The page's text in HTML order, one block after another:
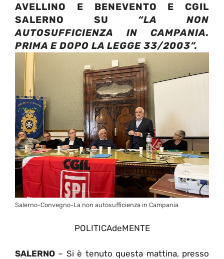
AVELLINO E BENEVENTO E CGIL
SALERNO SU “LA NON
AUTOSUFFICIENZA IN CAMPANIA.
PRIMA E DOPO LA LEGGE 33/2003”.
Salerno-Convegno-La non autosufficienza in Campania
POLITICAdeMENTE
SALERNO – Si è tenuto questa mattina, presso